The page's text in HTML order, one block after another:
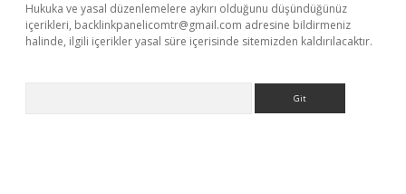
Hukuka ve yasal düzenlemelere aykırı olduğunu düşündüğünüz
içerikleri, backlinkpanelicomtr@gmail.com adresine bildirmeniz
halinde, ilgili içerikler yasal süre içerisinde sitemizden kaldırılacaktır.